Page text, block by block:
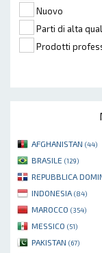
Nuovo
Parti di alta
Prodotti
AFGHANISTAN (44)
BRASILE (129)
REPUBBLICA
INDONESIA (84)
MAROCCO (354)
MESSICO (51)
PAKISTAN (67)